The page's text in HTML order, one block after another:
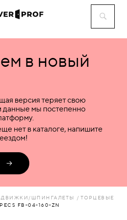
в новый
версия теряет свою
данные мы постепенно
нет в каталоге, напишите
ШПИНГАЛЕТЫ
ТОРЦЕВЫЕ
FB-04-160-ZN